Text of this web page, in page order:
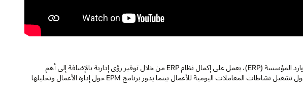
في حين يرتبط برنامج EPM غالبًا بأنظمة تخطيط موارد المؤسسة (ERP)، يعمل على إكمال نظام ERP من خلال توفير رؤى إدارية بالإضافة إلى أهم
البيانات التشغيلية. بعبارة أخرى، تدور أنظمة ERP حول تشغيل نشاطات المعاملات اليومية للأعمال بينما يدور برنامج EPM حول إدارة الأعمال وتحليلها